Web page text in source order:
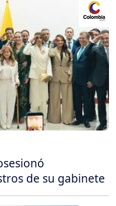
de su gabinete